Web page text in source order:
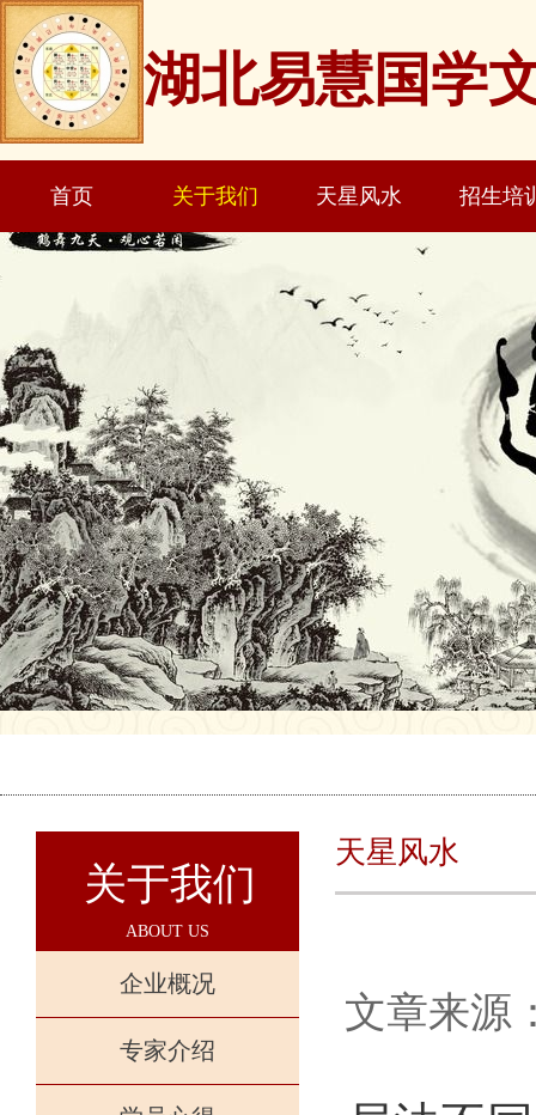
湖北易慧国学
首页 关于我们 天星风水 招生培
关于我们
ABOUT US
企业概况
专家介绍
天星风水
文章来源